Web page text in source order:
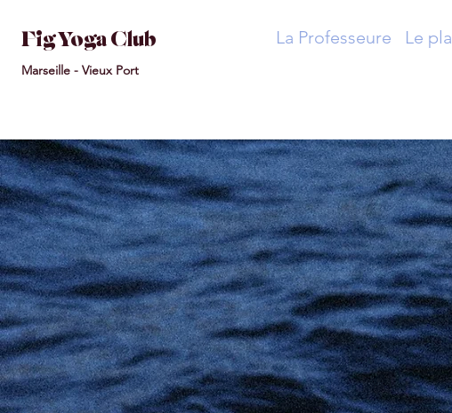
Fig Yoga Club
Marseille - VieuxPort
La Professeure Le
Du
pour